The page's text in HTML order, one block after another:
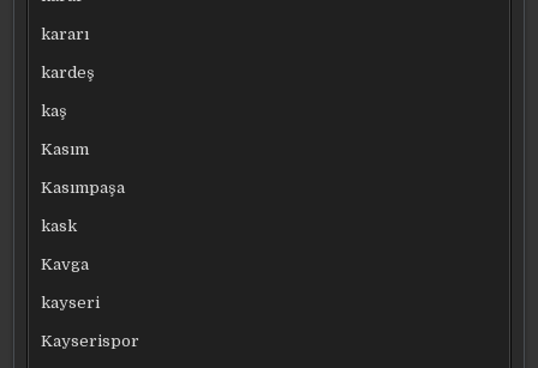
kararı
kardeş
kaş
Kasım
Kasımpaşa
kask
Kavga
kayseri
Kayserispor